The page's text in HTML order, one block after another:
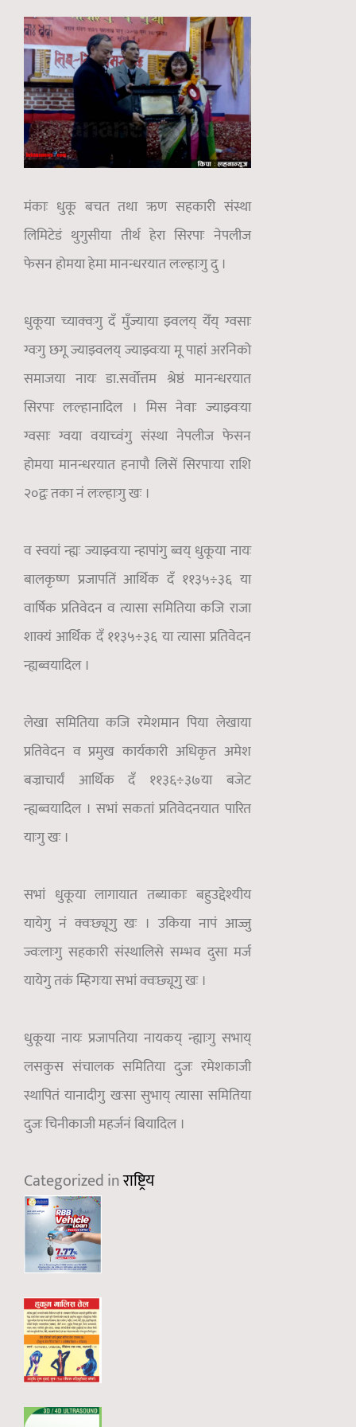
मंकाः धुकू बचत तथा ऋण सहकारी संस्था
लिमिटेडं थुगुसीया तीर्थ हेरा सिरपाः नेपलीज
फेसन होमया हेमा मानन्धरयात लःल्हाःगु दु ।
धुकूया च्याक्वःगु दँ मुँज्याया झ्वलय् येँय् ग्वसाः
ग्वःगु छगू ज्याझ्वलय् ज्याझ्वःया मू पाहां अरनिको
समाजया नायः डा.सर्वोत्तम श्रेष्ठं मानन्धरयात
सिरपाः लःल्हानादिल । मिस नेवाः ज्याझ्वःया
ग्वसाः ग्वया वयाच्वंगु संस्था नेपलीज फेसन
होमया मानन्धरयात हनापौ लिसें सिरपाःया राशि
२०द्वः तका नं लःल्हाःगु खः ।
व स्वयां न्ह्यः ज्याझ्वःया न्हापांगु ब्वय् धुकूया नायः
बालकृष्ण प्रजापतिं आर्थिक दँ ११३५÷३६ या
वार्षिक प्रतिवेदन व त्यासा समितिया कजि राजा
शाक्यं आर्थिक दँ ११३५÷३६ या त्यासा प्रतिवेदन
न्ह्यब्वयादिल ।
लेखा समितिया कजि रमेशमान पिया लेखाया
प्रतिवेदन व प्रमुख कार्यकारी अधिकृत अमेश
बज्राचार्यं आर्थिक दँ ११३६÷३७या बजेट
न्ह्यब्वयादिल । सभां सकतां प्रतिवेदनयात पारित
याःगु खः ।
सभां धुकूया लागायात तब्याकाः बहुउद्देश्यीय
यायेगु नं क्वःछ्यूगु खः । उकिया नापं आज्जु
ज्वःलाःगु सहकारी संस्थालिसे सम्भव दुसा मर्ज
यायेगु तकं म्हिगःया सभां क्वःछ्यूगु खः ।
धुकूया नायः प्रजापतिया नायकय् न्ह्याःगु सभाय्
लसकुस संचालक समितिया दुजः रमेशकाजी
स्थापितं यानादीगु खःसा सुभाय् त्यासा समितिया
दुजः चिनीकाजी महर्जनं बियादिल ।
Categorized inराष्ट्रिय